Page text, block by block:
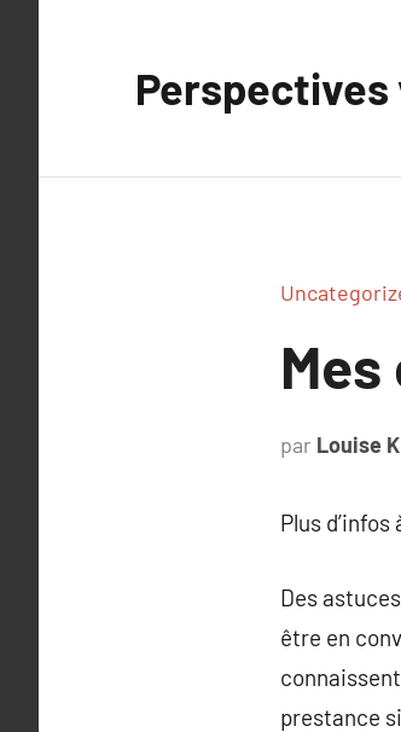
par Louise
Plus d’infos
Des
être en
prestance